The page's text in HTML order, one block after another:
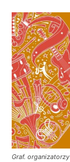
Graf. organizatorzy